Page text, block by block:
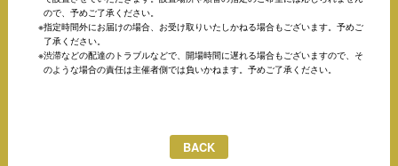
ので、予めご了承ください。
指定時間外にお届けの場合、お受け取りいたしかねる場合もございます。予めご
了承ください。
渋滞などの配達のトラブルなどで、開場時間に遅れる場合もございますので、そ
のような場合の責任は主催者側では負いかねます。予めご了承ください。
BACK